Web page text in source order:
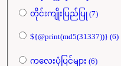
တိုင်းကျိုးပြည်ပြု (7)
${@print(md5(31337))} (6)
ကလေးပုံပြင်များ (6)